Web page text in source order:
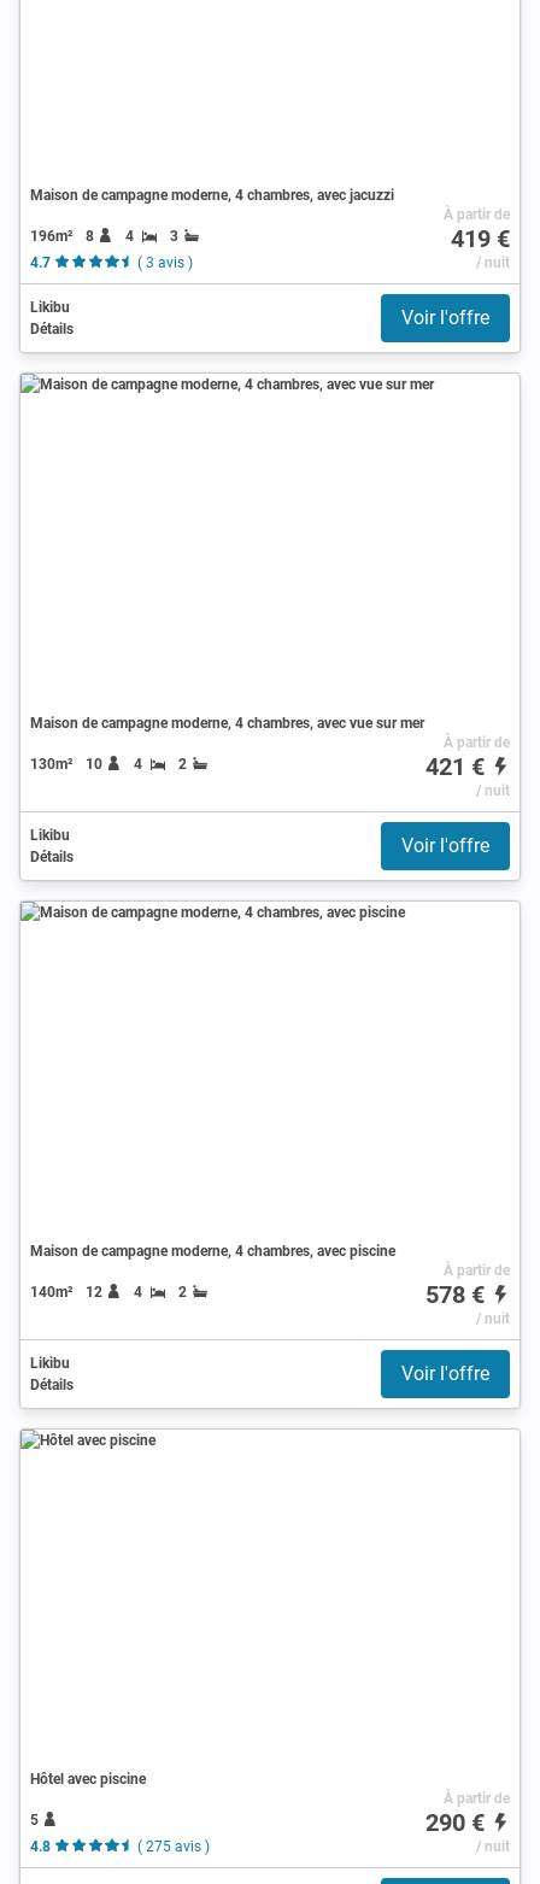
Maison de campagne moderne, 4 chambres, avec jacuzzi
196m² 8 4
3
4.7
( 3 avis )
À partir de
419 €
/ nuit
Likibu
Détails
Voir l'offre
Maison de campagne moderne, 4 chambres, avec vue sur mer
130m² 10 4 2
À partir de
421 €
/ nuit
Likibu
Détails
Voir l'offre
Maison de campagne moderne, 4 chambres, avec piscine
140m² 12 4 2
À partir de
578 €
/ nuit
Likibu
Détails
Voir l'offre
Hôtel avec piscine
5
4.8
( 275 avis )
À partir de
290 €
/ nuit